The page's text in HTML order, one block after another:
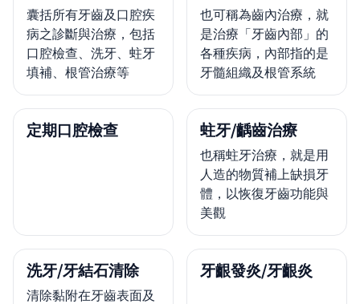
囊括所有牙齒及口腔疾
病之診斷與治療，包括
口腔檢查、洗牙、蛀牙
填補、根管治療等
也可稱為齒內治療，就
是治療「牙齒內部」的
各種疾病，內部指的是
牙髓組織及根管系統
定期口腔檢查 蛀牙/齲齒治療
也稱蛀牙治療，就是用
人造的物質補上缺損牙
體，以恢復牙齒功能與
美觀
洗牙/牙結石清除
清除黏附在牙齒表面及
牙齦發炎/牙齦炎